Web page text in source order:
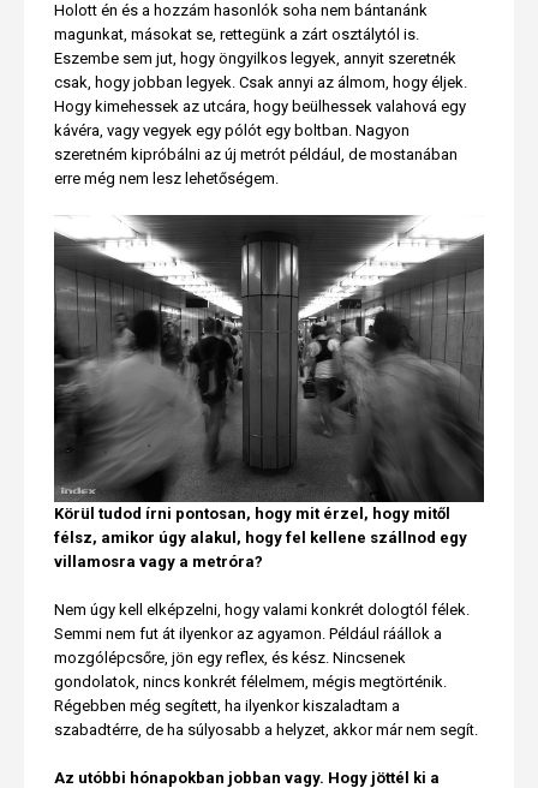
Holott én és a hozzám hasonlók soha nem bántanánk
magunkat, másokat se, rettegünk a zárt osztálytól is.
Eszembe sem jut, hogy öngyilkos legyek, annyit szeretnék
csak, hogy jobban legyek. Csak annyi az álmom, hogy éljek.
Hogy kimehessek az utcára, hogy beülhessek valahová egy
kávéra, vagy vegyek egy pólót egy boltban. Nagyon
szeretném kipróbálni az új metrót például, de mostanában
erre még nem lesz lehetőségem.
Körül tudod írni pontosan, hogy mit érzel, hogy mitől
félsz, amikor úgy alakul, hogy fel kellene szállnod egy
villamosra vagy a metróra?
Nem úgy kell elképzelni, hogy valami konkrét dologtól félek.
Semmi nem fut át ilyenkor az agyamon. Például ráállok a
mozgólépcsőre, jön egy reflex, és kész. Nincsenek
gondolatok, nincs konkrét félelmem, mégis megtörténik.
Régebben még segített, ha ilyenkor kiszaladtam a
szabadtérre, de ha súlyosabb a helyzet, akkor már nem segít.
Az utóbbi hónapokban jobban vagy. Hogy jöttél ki a